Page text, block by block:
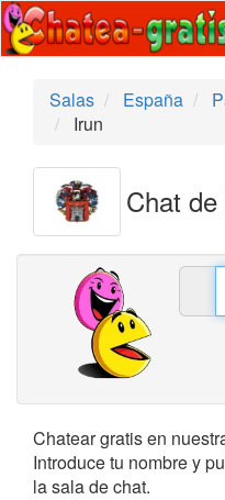
Salas
España
Irun
Chat
Chatear gratis en
Introduce tu nombre y
la sala de chat.